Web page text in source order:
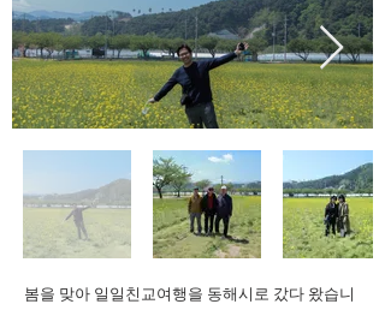
봄을 맞아 일일친교여행을 동해시로 갔다 왔습니